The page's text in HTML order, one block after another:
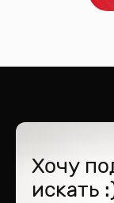
Хочу
искать